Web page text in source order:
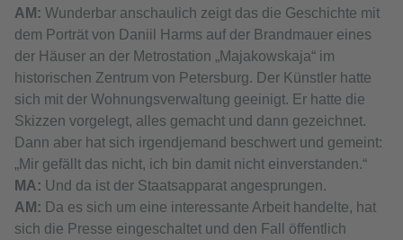
АМ: Wunderbar anschaulich zeigt das die Geschichte mit
dem Porträt von Daniil Harms auf der Brandmauer eines
der Häuser an der Metrostation „Majakowskaja“ im
historischen Zentrum von Petersburg. Der Künstler hatte
sich mit der Wohnungsverwaltung geeinigt. Er hatte die
Skizzen vorgelegt, alles gemacht und dann gezeichnet.
Dann aber hat sich irgendjemand beschwert und gemeint:
„Mir gefällt das nicht, ich bin damit nicht einverstanden.“
МА: Und da ist der Staatsapparat angesprungen.
АМ: Da es sich um eine interessante Arbeit handelte, hat
sich die Presse eingeschaltet und den Fall öffentlich